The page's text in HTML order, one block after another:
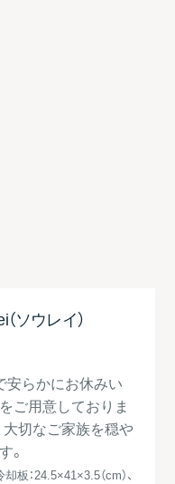
（ソウレイ）
安らかにお休みい
ご用意しておりま
大切なご家族を穏や
。
板：24.5×41×3.5（cm）、